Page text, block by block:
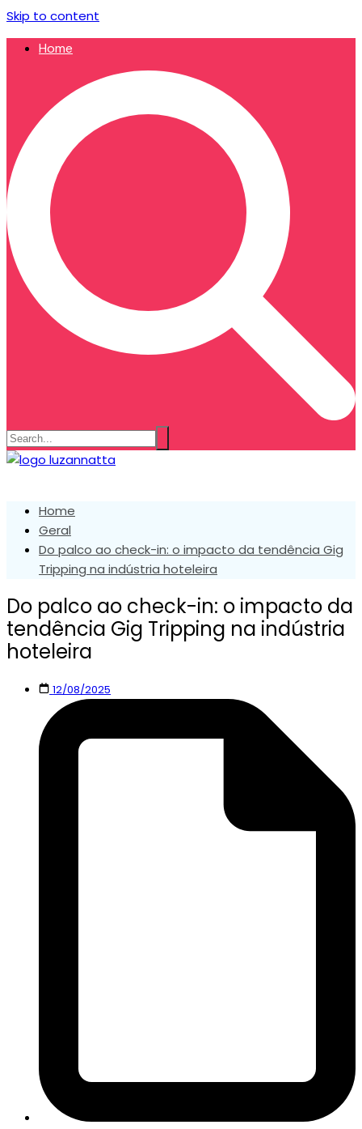
Skip to content
Home
Home
Geral
Do palco ao check-in: o impacto da tendência Gig
Tripping na indústria hoteleira
Do palco ao check-in: o impacto da
tendência Gig Tripping na indústria
hoteleira
12/08/2025